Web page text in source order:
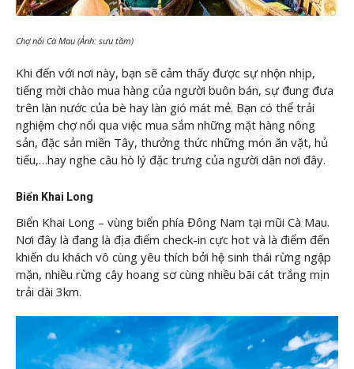
Chợ nổi Cà Mau (Ảnh: sưu tầm)
Khi đến với nơi này, bạn sẽ cảm thấy được sự nhộn nhịp,
tiếng mời chào mua hàng của người buôn bán, sự đung đưa
trên làn nước của bè hay làn gió mát mẻ. Bạn có thể trải
nghiệm chợ nổi qua việc mua sắm những mặt hàng nông
sản, đặc sản miền Tây, thưởng thức những món ăn vặt, hủ
tiếu,…hay nghe câu hò lý đặc trưng của người dân nơi đây.
Biển Khai Long
Biển Khai Long – vùng biển phía Đông Nam tại mũi Cà Mau.
Nơi đây là đang là địa điểm check-in cực hot và là điểm đến
khiến du khách vô cùng yêu thích bởi hệ sinh thái rừng ngập
mặn, nhiều rừng cây hoang sơ cùng nhiều bãi cát trắng mịn
trải dài 3km.